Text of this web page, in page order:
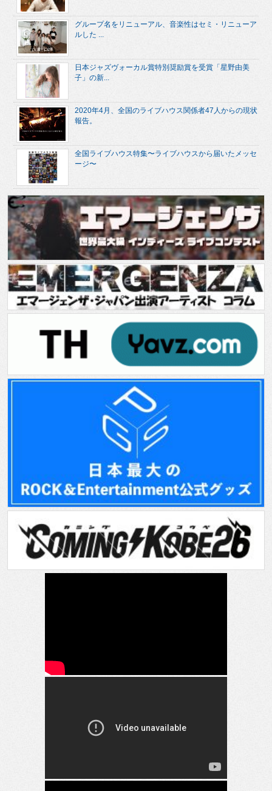
グループ名をリニューアル、音楽性はセミ・リニューア
ルした ...
日本ジャズヴォーカル賞特別奨励賞を受賞「星野由美
子」の新...
2020年4月、全国のライブハウス関係者47人からの現状
報告。
全国ライブハウス特集〜ライブハウスから届いたメッセ
ージ〜